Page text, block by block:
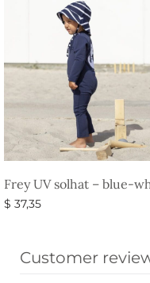
Frey UV solhat – blue-
$ 37,35
Customer